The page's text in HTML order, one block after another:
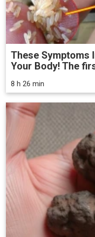
These Symptoms
Your Body! The
8 h 26 min